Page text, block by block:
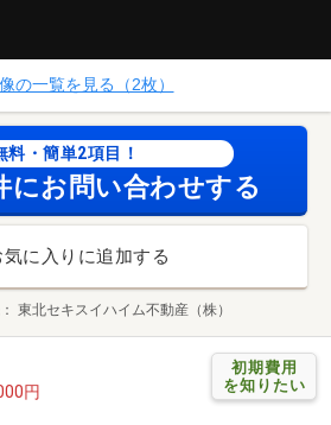
の一覧を見る（2枚）
料・簡単2項目！
にお問い合わせする
気に入りに追加する
東北セキスイハイム不動産（株）
初期費用
を知りたい
円